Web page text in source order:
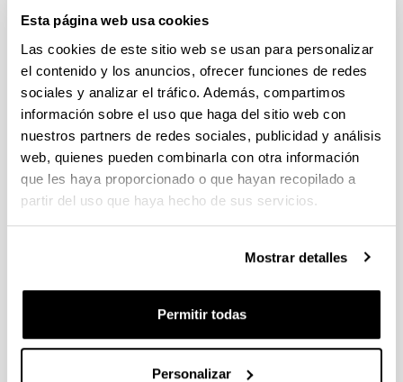
Esta página web usa cookies
Las cookies de este sitio web se usan para personalizar
el contenido y los anuncios, ofrecer funciones de redes
sociales y analizar el tráfico. Además, compartimos
información sobre el uso que haga del sitio web con
nuestros partners de redes sociales, publicidad y análisis
web, quienes pueden combinarla con otra información
que les haya proporcionado o que hayan recopilado a
partir del uso que haya hecho de sus servicios.
Mostrar detalles
Permitir todas
Personalizar
Estancias de movilidad en el extranjero 2025 "José
Castillejo" para jóvenes doctores y "Salvador de Madariaga"
para profesores e investigadores sénior (MICIU)
Sin trámite abierto (Plazo de presentación de solicitudes:
29/01/2026 - 27/02/2026 14:00)
CONVOCATORIA PARA LA CONTRATACIÓN DE
PERSONAL INVESTIGADOR DOCTOR EN LA UPV/EHU
(2025)
Sin trámite abierto (Plazo de presentación de solicitudes:
02/06/2025 - 23/06/2025 23:59)
04/03/2026. Resolución definitiva de solicitudes concedidas y
Plazo interno expresiones de interés: hasta el 23/02/2026.